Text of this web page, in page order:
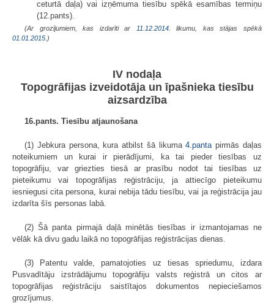
ceturtā daļa) vai izņēmuma tiesību spēkā esamības termiņu
(12.pants).
(Ar grozījumiem, kas izdarīti ar 11.12.2014. likumu, kas stājas spēkā
01.01.2015. )
IV nodaļa
Topogrāfijas izveidotāja un īpašnieka tiesību
aizsardzība
16.pants. Tiesību atjaunošana
(1) Jebkura persona, kura atbilst šā likuma4.panta pirmās daļas
noteikumiem un kurai ir pierādījumi, ka tai pieder tiesības uz
topogrāfiju, var griezties tiesā ar prasību nodot tai tiesības uz
pieteikumu vai topogrāfijas reģistrāciju, ja attiecīgo pieteikumu
iesniegusi cita persona, kurai nebija tādu tiesību, vai ja reģistrācija jau
izdarīta šīs personas labā.
(2) Šā panta pirmajā daļā minētās tiesības ir izmantojamas ne
vēlāk kā divu gadu laikā no topogrāfijas reģistrācijas dienas.
(3) Patentu valde, pamatojoties uz tiesas spriedumu, izdara
Pusvadītāju izstrādājumu topogrāfiju valsts reģistrā un citos ar
topogrāfijas reģistrāciju saistītajos dokumentos nepieciešamos
grozījumus.